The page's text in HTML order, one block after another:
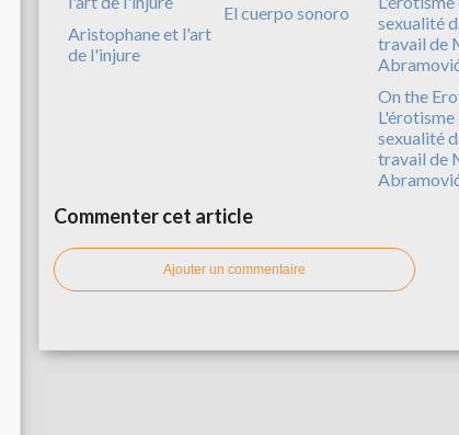
Aristophane et l'art
de l'injure
El cuerpo sonoro
On the
L'érotisme
sexualité
travail de
Commenter cet article
Ajouter un commentaire